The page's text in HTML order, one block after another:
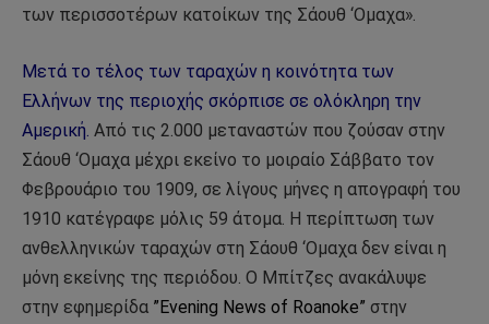
των περισσοτέρων κατοίκων της Σάουθ ‘Ομαχα».
Μετά το τέλος των ταραχών η κοινότητα των
Ελλήνων της περιοχής σκόρπισε σε ολόκληρη την
Αμερική. Από τις 2.000 μεταναστών που ζούσαν στην
Σάουθ ‘Ομαχα μέχρι εκείνο το μοιραίο Σάββατο τον
Φεβρουάριο του 1909, σε λίγους μήνες η απογραφή του
1910 κατέγραφε μόλις 59 άτομα. Η περίπτωση των
ανθελληνικών ταραχών στη Σάουθ ‘Ομαχα δεν είναι η
μόνη εκείνης της περιόδου. Ο Μπίτζες ανακάλυψε
στην εφημερίδα ”Evening News of Roanoke” στην